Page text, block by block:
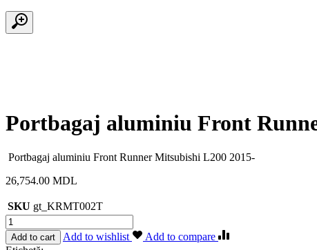
Portbagaj aluminiu Front
Portbagaj aluminiu Front Runner Mitsubishi L200 2015-
26,754.00 MDL
SKU gt_KRMT002T
Cantitate
Portbagaj
aluminiu
Add to cart Add to wishlist
Add to compare